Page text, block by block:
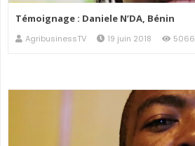
Témoignage : Daniele N’DA, Bénin
AgribusinessTV 19 juin 2018 5066